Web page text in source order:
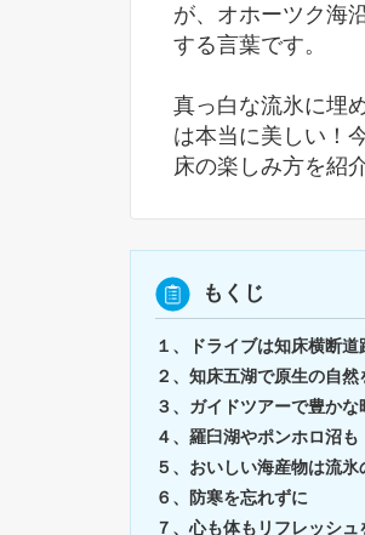
が、オホーツク海
する言葉です。
真っ白な流氷に埋
は本当に美しい！
床の楽しみ方を紹
もくじ
１、ドライブは知床横断道
２、知床五湖で原生の自然
３、ガイドツアーで豊かな
４、羅臼湖やポンホロ沼も
５、おいしい海産物は流氷
６、防寒を忘れずに
７、心も体もリフレッシュ